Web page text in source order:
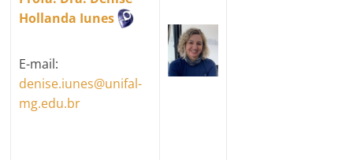
Hollanda Iunes
E-mail:
denise.iunes@unifal-
mg.edu.br